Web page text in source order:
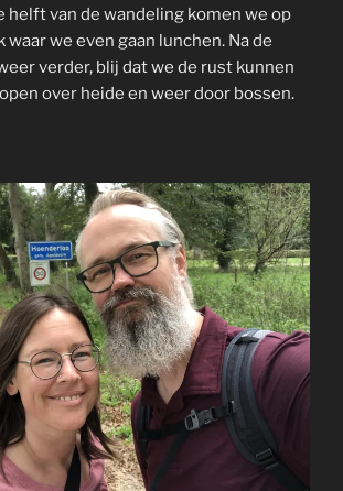
helft van de wandeling komen we op
waar we even gaan lunchen. Na de
verder, blij dat we de rust kunnen
over heide en weer door bossen.